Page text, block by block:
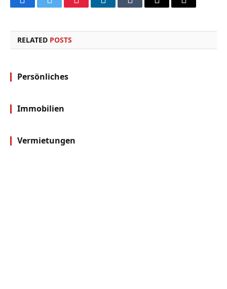
FacebookTwitterPinterestLinkedInTumblrEmail
Copy
RELATED POSTS
Persönliches
Immobilien
Vermietungen